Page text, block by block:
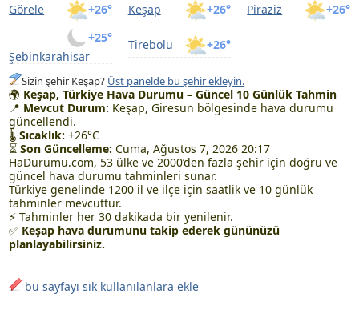
+26°
Görele +26°
Keşap +26°
Piraziz
+25°
Şebinkarahisar
+26°
Tirebolu
Sizin şehir Keşap? Üst panelde bu şehir ekleyin.
🌍 Keşap, Türkiye Hava Durumu – Güncel 10 Günlük Tahmin
📍 Mevcut Durum: Keşap, Giresun bölgesinde hava durumu
güncellendi.
🌡Sıcaklık: +26°C
⏳Son Güncelleme: Cuma, Ağustos 7, 2026 20:17
HaDurumu.com, 53 ülke ve 2000’den fazla şehir için doğru ve
güncel hava durumu tahminleri sunar.
Türkiye genelinde 1200 il ve ilçe için saatlik ve 10 günlük
tahminler mevcuttur.
⚡ Tahminler her 30 dakikada bir yenilenir.
✅ Keşap hava durumunu takip ederek gününüzü
planlayabilirsiniz.
bu sayfayı sık kullanılanlara ekle